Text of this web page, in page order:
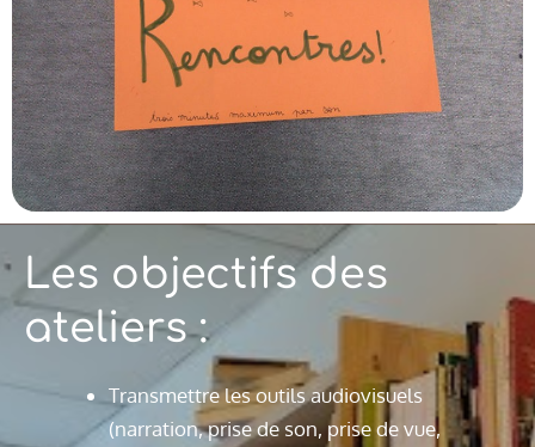
Les objectifs des
ateliers :
Transmettre les outils audiovisuels
(narration, prise de son, prise de vue,